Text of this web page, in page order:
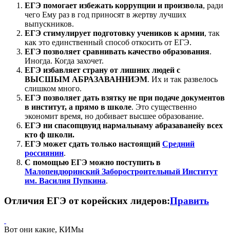
ЕГЭ помогает избежать коррупции и произвола, ради
чего Ему раз в год приносят в жертву лучших
выпускников.
ЕГЭ стимулирует подготовку учеников к армии, так
как это единственный способ откосить от ЕГЭ.
ЕГЭ позволяет сравнивать качество образования.
Иногда. Когда захочет.
ЕГЭ избавляет страну от лишних людей с
ВЫСШЫМ АБРАЗАВАННИЭМ. Их и так развелось
слишком много.
ЕГЭ позволяет дать взятку не при подаче документов
в институт, а прямо в школе. Это существенно
экономит время, но добивает высшее образование.
ЕГЭ ни спасопцвуид нармальнаму абразаванейу всех
кто ф школи.
ЕГЭ может сдать только настоящий Средний
россиянин.
С помощью ЕГЭ можно поступить в
Малопендюринский Заборостроительный Институт
им. Василия Пупкина.
Отличия ЕГЭ от корейских лидеров:Править
Вот они какие, КИМы